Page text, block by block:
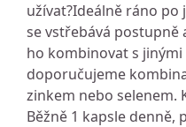
užívat?Ideálně ráno
se vstřebává postupně
ho kombinovat s jinými
doporučujeme
zinkem nebo selenem.
Běžně 1 kapsle denně,